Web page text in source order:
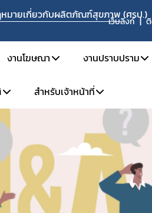
หมายเกี่ยวกับผลิตภัณฑ์สุขภาพ (ศรป.)
เว็บลิงก์
น
ยน
น
อง
ร้องเรียน
งานโฆษณา
การขออนุญาตโฆษณา
วิธีการรายงานโฆษณาที่ผิดกฎหมาย
ข้อมูลเผยแพร่
งานปราบปราม
ข่าวจับกุมดำเ
เผาทำลายผ
สถิติการร้องเรียน
สถิติการเฝ้าระวังและตรวจสอบโฆษณา
สถิติการปราบปราม
สำหรับเจ้าหน้าที่
สำหรับเจ้าหน้าที่ ศรป.
จองห้องประชุม